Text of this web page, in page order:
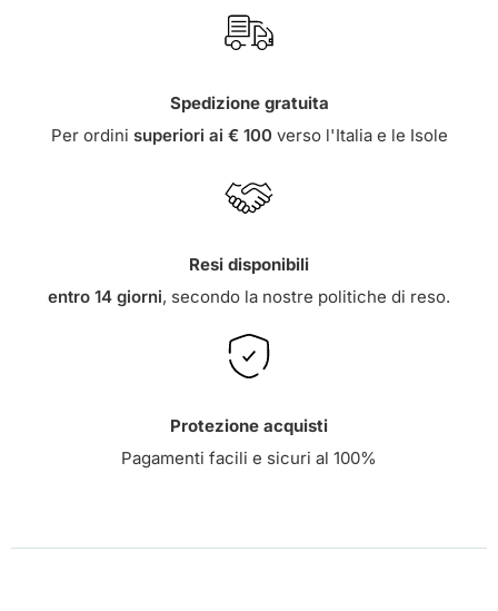
Spedizione gratuita
Per ordini superiori ai € 100verso l'Italia e le Isole
Resi disponibili
entro 14 giorni, secondo la nostre politiche di reso.
Protezione acquisti
Pagamenti facili e sicuri al 100%